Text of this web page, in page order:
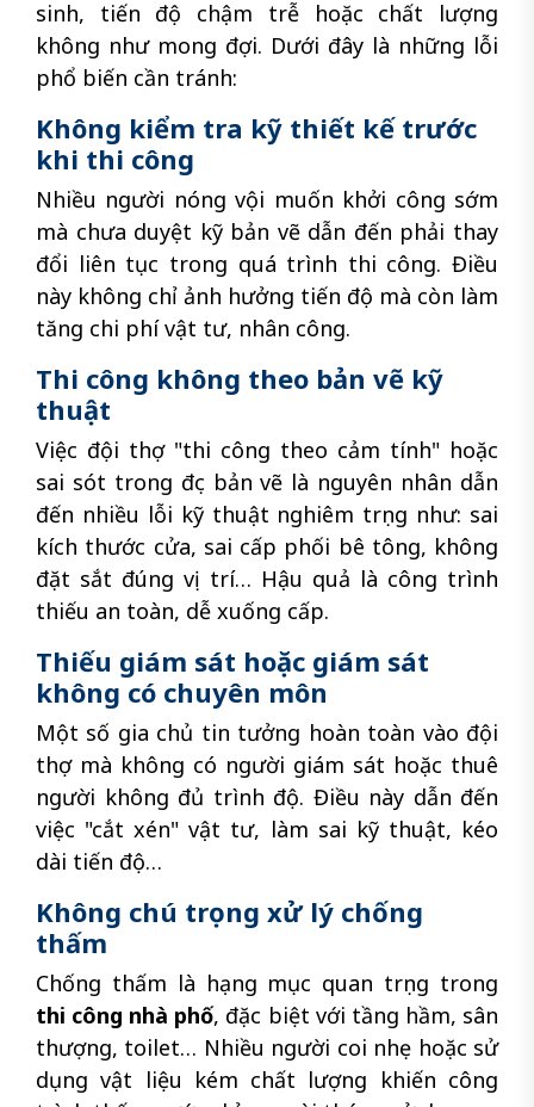
sinh, tiến độ chậm trễ hoặc chất lượng
không như mong đợi. Dưới đây là những lỗi
phổ biến cần tránh:
Không kiểm tra kỹ thiết kế trước
khi thi công
Nhiều người nóng vội muốn khởi công sớm
mà chưa duyệt kỹ bản vẽ dẫn đến phải thay
đổi liên tục trong quá trình thi công. Điều
này không chỉ ảnh hưởng tiến độ mà còn làm
tăng chi phí vật tư, nhân công.
Thi công không theo bản vẽ kỹ
thuật
Việc đội thợ "thi công theo cảm tính" hoặc
sai sót trong đọc bản vẽ là nguyên nhân dẫn
đến nhiều lỗi kỹ thuật nghiêm trọng như: sai
kích thước cửa, sai cấp phối bê tông, không
đặt sắt đúng vị trí… Hậu quả là công trình
thiếu an toàn, dễ xuống cấp.
Thiếu giám sát hoặc giám sát
không có chuyên môn
Một số gia chủ tin tưởng hoàn toàn vào đội
thợ mà không có người giám sát hoặc thuê
người không đủ trình độ. Điều này dẫn đến
việc "cắt xén" vật tư, làm sai kỹ thuật, kéo
dài tiến độ…
Không chú trọng xử lý chống
thấm
Chống thấm là hạng mục quan trọng trong
thi công nhà phố, đặc biệt với tầng hầm, sân
thượng, toilet… Nhiều người coi nhẹ hoặc sử
dụng vật liệu kém chất lượng khiến công